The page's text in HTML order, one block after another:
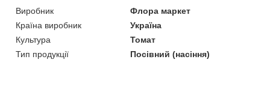
Виробник
Флора маркет
Країна виробник
Україна
Культура
Томат
Тип продукції
Посівний (насіння)